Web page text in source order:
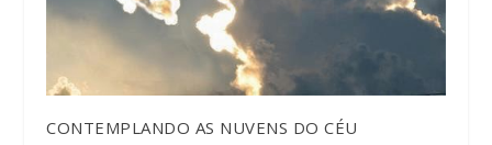
CONTEMPLANDO AS NUVENS DO CÉU